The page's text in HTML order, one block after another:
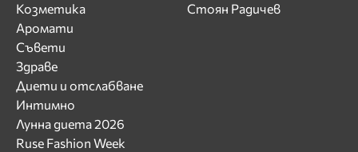
Козметика
Аромати
Съвети
Здраве
Диети и отслабване
Интимно
Лунна диета 2026
Ruse Fashion Week
Стоян Радичев